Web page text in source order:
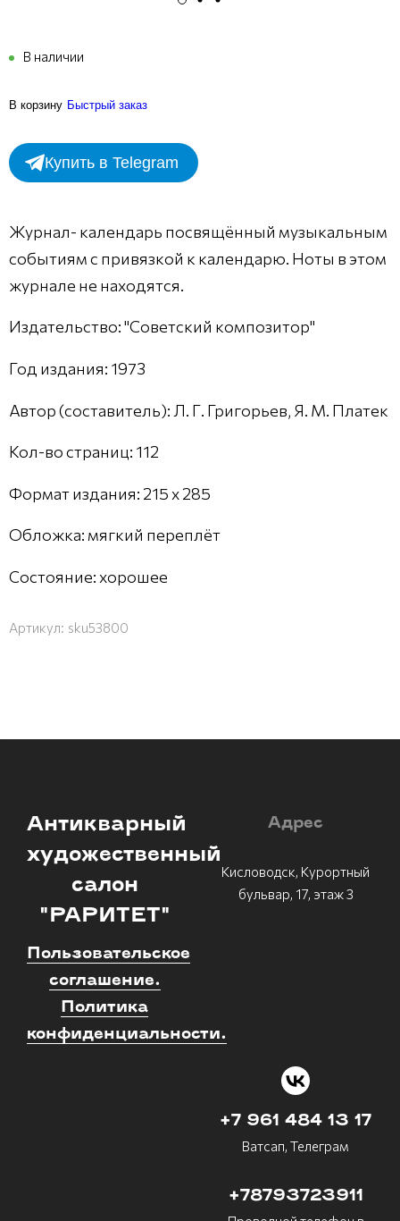
В наличии
В корзину Быстрый заказ
Купить в Telegram
Журнал- календарь посвящённый музыкальным
событиям с привязкой к календарю. Ноты в этом
журнале не находятся.
Издательство: "Советский композитор"
Год издания: 1973
Автор (составитель): Л. Г. Григорьев, Я. М. Платек
Кол-во страниц: 112
Формат издания: 215 х 285
Обложка: мягкий переплёт
Состояние: хорошее
Артикул: sku53800
Антикварный
художественный
салон
"РАРИТЕТ"
Пользовательское
соглашение.
Политика
конфиденциальности.
Адрес
Кисловодск, Курортный
бульвар, 17, этаж 3
+7 961 484 13 17
Ватсап, Телеграм
+78793723911